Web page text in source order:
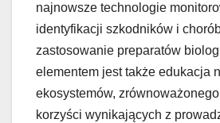
najnowsze technologie
identyfikacji szkodników i
zastosowanie preparatów
elementem jest także edukacja
ekosystemów,
korzyści wynikających z